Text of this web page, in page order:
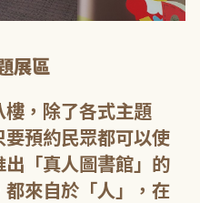
展區
，除了各式主題
預約民眾都可以使
「真人圖書館」的
來自於「人」，在